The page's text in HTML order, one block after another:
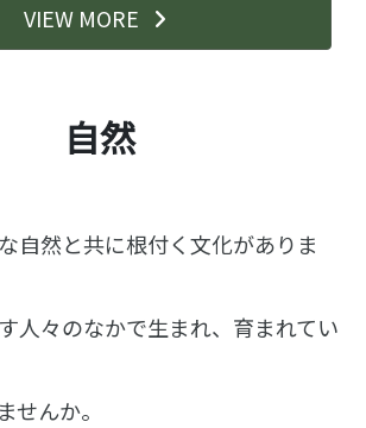
VIEW MORE
自然
自然と共に根付く文化がありま
人々のなかで生まれ、育まれてい
せんか。